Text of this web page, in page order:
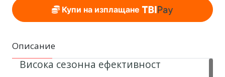
Купи на изплащане
Описание
Висока сезонна ефективност